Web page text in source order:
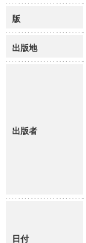
版
出版地
出版者
日付